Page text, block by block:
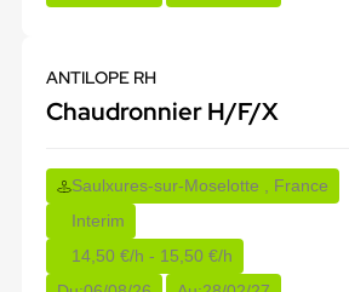
ANTILOPE RH
Chaudronnier H/F/X
Saulxures-sur-Moselotte , France
Interim
14,50 €/h - 15,50 €/h